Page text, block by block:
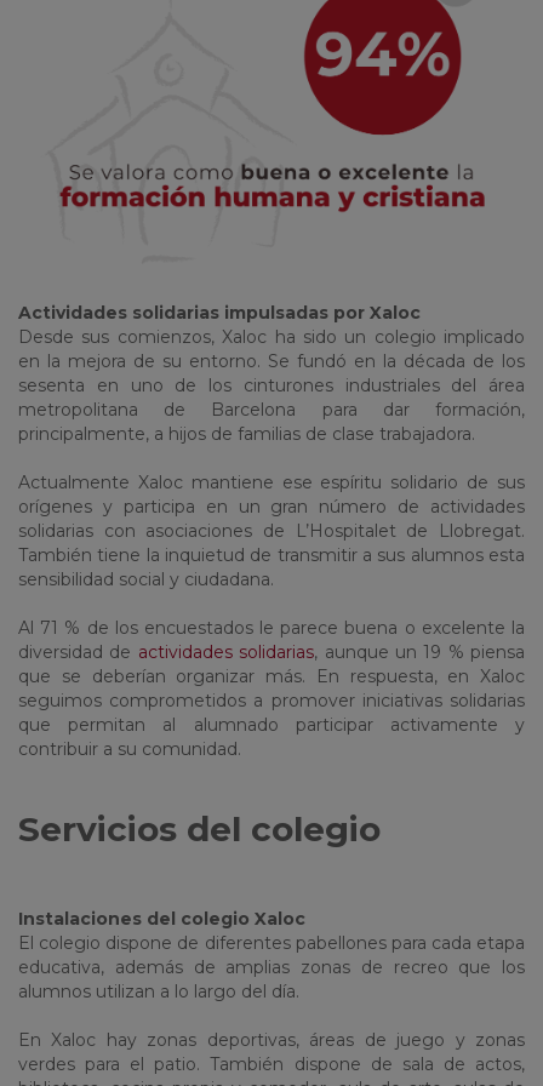
Actividades solidarias impulsadas por Xaloc
Desde sus comienzos, Xaloc ha sido un colegio implicado
en la mejora de su entorno. Se fundó en la década de los
sesenta en uno de los cinturones industriales del área
metropolitana de Barcelona para dar formación,
principalmente, a hijos de familias de clase trabajadora.
Actualmente Xaloc mantiene ese espíritu solidario de sus
orígenes y participa en un gran número de actividades
solidarias con asociaciones de L’Hospitalet de Llobregat.
También tiene la inquietud de transmitir a sus alumnos esta
sensibilidad social y ciudadana.
Al 71 % de los encuestados le parece buena o excelente la
diversidad de actividades solidarias, aunque un 19 % piensa
que se deberían organizar más. En respuesta, en Xaloc
seguimos comprometidos a promover iniciativas solidarias
que permitan al alumnado participar activamente y
contribuir a su comunidad.
Servicios del colegio
Instalaciones del colegio Xaloc
El colegio dispone de diferentes pabellones para cada etapa
educativa, además de amplias zonas de recreo que los
alumnos utilizan a lo largo del día.
En Xaloc hay zonas deportivas, áreas de juego y zonas
verdes para el patio. También dispone de sala de actos,